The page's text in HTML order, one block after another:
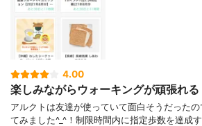
4.00
楽しみながらウォーキングが頑張れる
アルクトは友達が使っていて面白そうだった
てみました^_^！制限時間内に指定歩数を達成